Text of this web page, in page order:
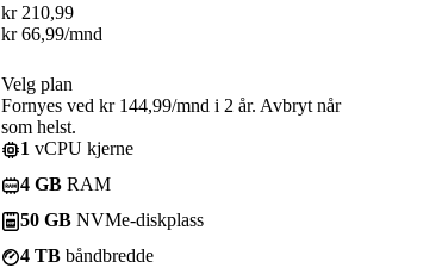
kr 210,99
kr 66,99/mnd
Velg plan
Fornyes ved kr 144,99/mnd i 2 år. Avbryt når
som helst.
1 vCPU kjerne
4 GB RAM
50 GB NVMe-diskplass
4 TB båndbredde